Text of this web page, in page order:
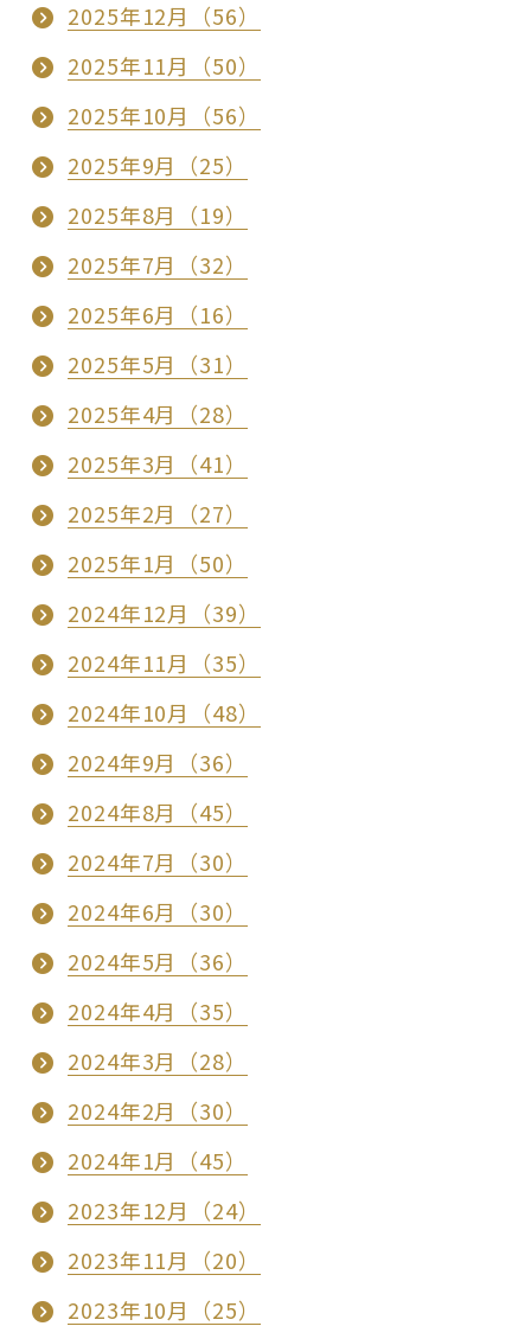
2025年12月（56）
2025年11月（50）
2025年10月（56）
2025年9月（25）
2025年8月（19）
2025年7月（32）
2025年6月（16）
2025年5月（31）
2025年4月（28）
2025年3月（41）
2025年2月（27）
2025年1月（50）
2024年12月（39）
2024年11月（35）
2024年10月（48）
2024年9月（36）
2024年8月（45）
2024年7月（30）
2024年6月（30）
2024年5月（36）
2024年4月（35）
2024年3月（28）
2024年2月（30）
2024年1月（45）
2023年12月（24）
2023年11月（20）
2023年10月（25）